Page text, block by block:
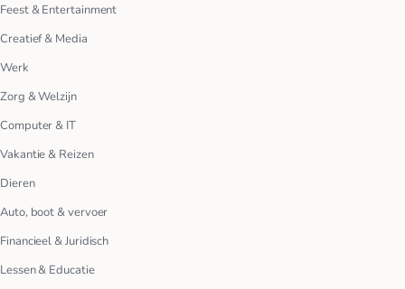
Feest & Entertainment
Creatief & Media
Werk
Zorg & Welzijn
Computer & IT
Vakantie & Reizen
Dieren
Auto, boot & vervoer
Financieel & Juridisch
Lessen & Educatie